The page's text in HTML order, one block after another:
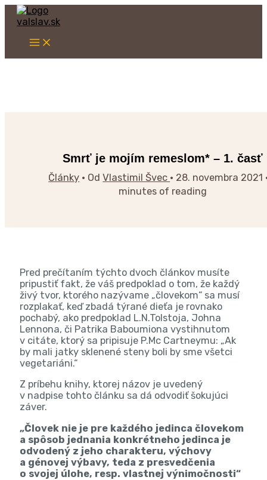
Preskočiť
obsah
Main
Menu
Smrť je mojím remeslom* – 1. časť
Články • Od Vlastimil Švec • 28. novembra 2021
minutes of reading
Pred prečítaním týchto dvoch článkov musíte
pripustiť fakt, že váš predpoklad o tom, že každý
živý tvor, ktorého nazývame „človekom“ sa musí
rozplakať, keď zbadá týrané dieťa je rovnako
pochabý, ako predpoklad L.N.Tolstoja, Johna
Lennona, či Patrika Baboumiona vystihnutom
v citáte, ktorý sa pripisuje P.Mc Cartneymu: „Ak
by mali jatky sklenené steny boli by sme všetci
vegetariáni.“
Z príbehu knihy, ktorej názov je uvedený
v nadpise tohto článku sa dá odvodiť šokujúci
záver.
„Človek nie je pre každého jedinca človekom
a spôsob jednania konkrétneho jedinca je
odvodený z jeho charakteru, výchovy
a génovej výbavy, teda z presvedčenia
o svojej úlohe, resp. vlastnej výnimočnosti“
Napíšte
sem...
Name*
Email*
Webstránka